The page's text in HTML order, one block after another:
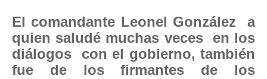
El comandante Leonel González a
quien saludé muchas veces en los
diálogos con el gobierno, también
fue de los firmantes de los